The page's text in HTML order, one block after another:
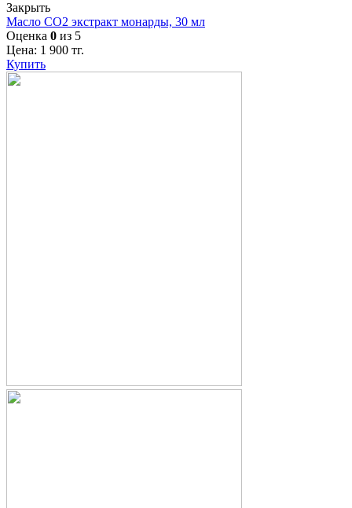
Закрыть
Масло СО2 экстракт монарды, 30 мл
Оценка 0 из 5
Цена: 1 900 тг.
Купить